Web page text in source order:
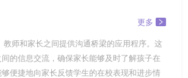
更多
师和家长之间提供沟通桥梁的应用程序。这
的信息交流，确保家长能够及时了解孩子在
便捷地向家长反馈学生的在校表现和进步情